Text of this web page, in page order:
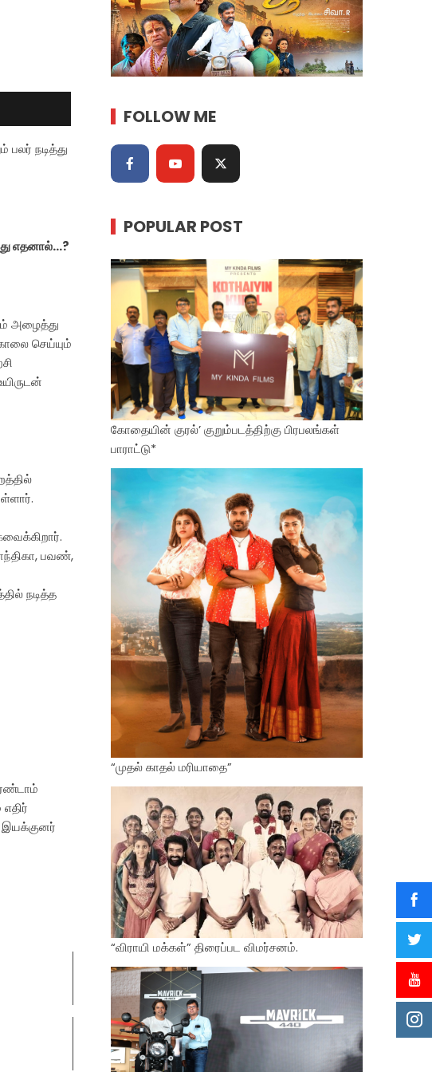
நடித்து
எதனால்…?
அழைத்து
செய்யும்
பவண்,
நடித்த
இயக்குனர்
FOLLOW ME
POPULAR POST
கோதையின் குரல்’ குறும்படத்திற்கு பிரபலங்கள்
பாராட்டு*
“முதல் காதல் மரியாதை”
“விராயி மக்கள்” திரைப்பட விமர்சனம்.